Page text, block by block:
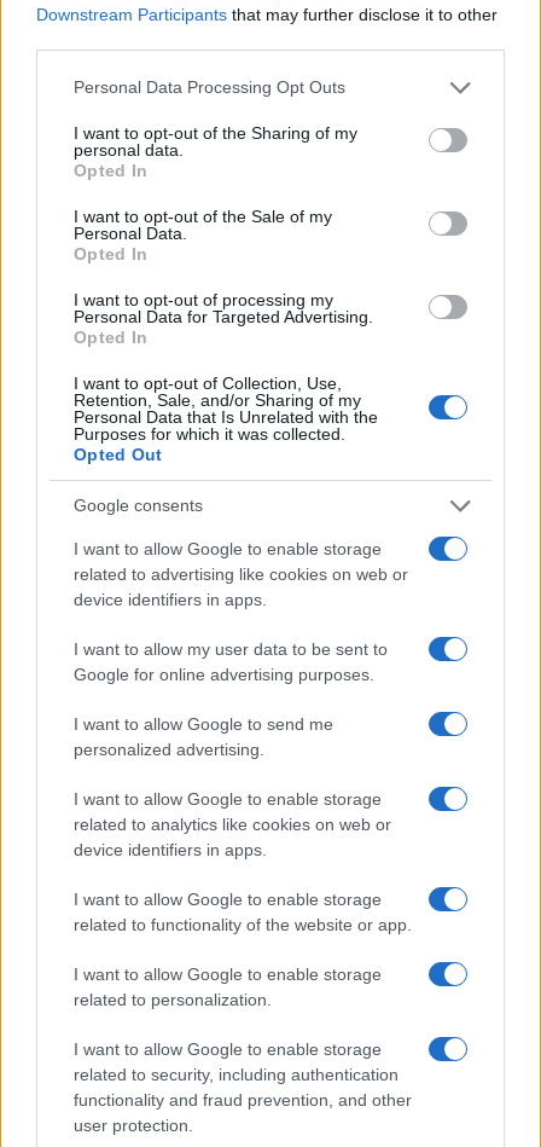
Downstream Participants that may further disclose it to other
Please note that this website/app uses one or more Google
not limited to your visit or usage behaviour. You may click to
grant or deny consent to Google and its third-party tags to
use your data for below specified purposes in below Google
consent section.
Personal Data Processing Opt Outs
I want to opt-out of the Sharing of my
personal data.
Opted In
I want to opt-out of the Sale of my
Personal Data.
Opted In
I want to opt-out of processing my
Personal Data for Targeted Advertising.
Opted In
I want to opt-out of Collection, Use,
Retention, Sale, and/or Sharing of my
Personal Data that Is Unrelated with the
Purposes for which it was collected.
Opted Out
Google consents
I want to allow Google to enable storage
related to advertising like cookies on web or
device identifiers in apps.
I want to allow my user data to be sent to
Google for online advertising purposes.
I want to allow Google to send me
personalized advertising.
I want to allow Google to enable storage
related to analytics like cookies on web or
device identifiers in apps.
I want to allow Google to enable storage
related to functionality of the website or app.
I want to allow Google to enable storage
related to personalization.
I want to allow Google to enable storage
related to security, including authentication
functionality and fraud prevention, and other
user protection.
Continua a leggere
LIFESTYLE
Come abbinare i pantaloni Capri con le kitten heels:
consigli e ispirazioni
Camilla Fiore · 6 Ago 2026
LIFESTYLE